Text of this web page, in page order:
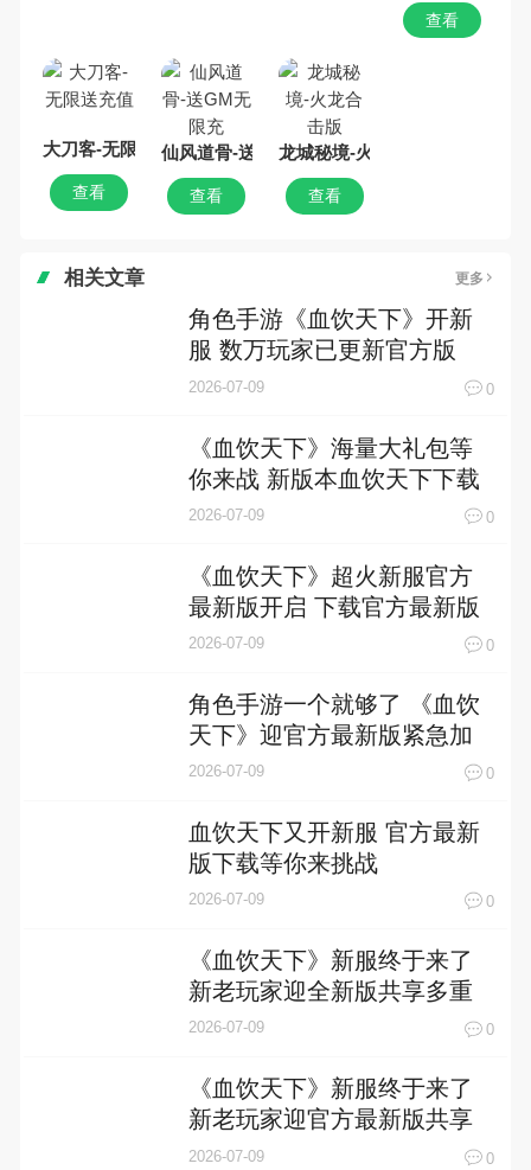
查看
大刀客-无限送充值
查看
仙风道骨-送GM无限充
查看
龙城秘境-火龙合击版
查看
相关文章 更多
角色手游《血饮天下》开新
服 数万玩家已更新官方版
2026-07-09 0
《血饮天下》海量大礼包等
你来战 新版本血饮天下下载
一并送上
2026-07-09 0
《血饮天下》超火新服官方
最新版开启 下载官方最新版
迎风起航
2026-07-09 0
角色手游一个就够了 《血饮
天下》迎官方最新版紧急加
开新服
2026-07-09 0
血饮天下又开新服 官方最新
版下载等你来挑战
2026-07-09 0
《血饮天下》新服终于来了
新老玩家迎全新版共享多重
礼包
2026-07-09 0
《血饮天下》新服终于来了
新老玩家迎官方最新版共享
多重礼遇
2026-07-09 0